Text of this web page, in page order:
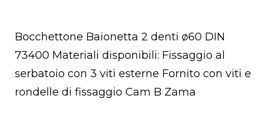
Bocchettone Baionetta 2 denti ø60 DIN
73400 Materiali disponibili: Fissaggio al
serbatoio con 3 viti esterne Fornito con viti e
rondelle di fissaggio Cam B Zama